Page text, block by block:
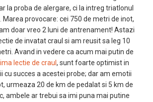
la proba de alergare, ci la intreg triatlonul
Marea provocare: cei 750 de metri de inot,
doar vreo 2 luni de antrenament! Astazi
de invatat craul si am reusit sa leg 10
Avand in vedere ca acum mai putin de
lectie de craul , sunt foarte optimist in
cu succes a acestei probe; dar am emotii
urmeaza 20 de km de pedalat si 5 km de
ambele ar trebui sa imi puna mai putine